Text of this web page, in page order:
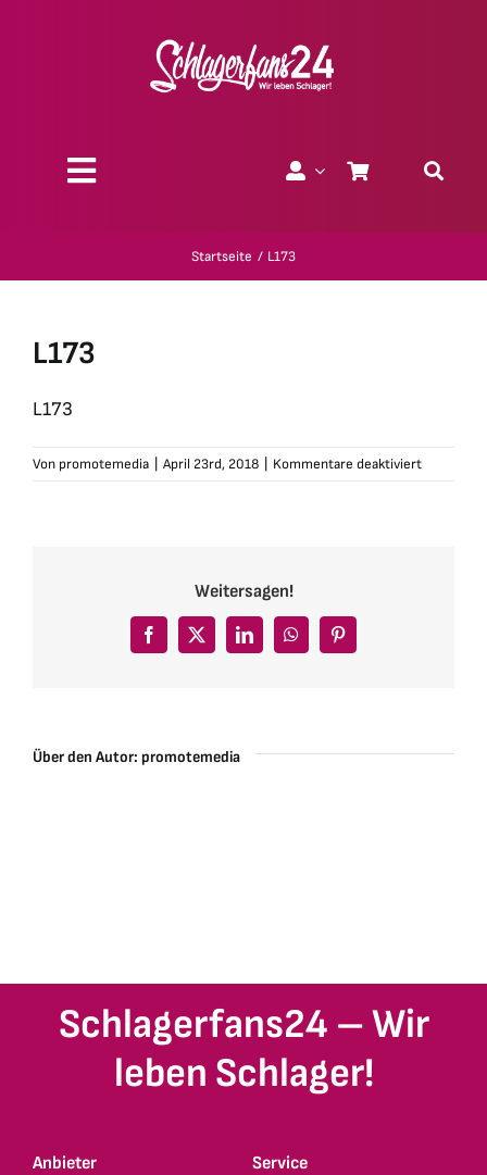
Toggle
Startseite L173
L173
L173
Von promotemedia April 23rd, 2018 Kommentare deaktiviertfür
Weitersagen!
Facebook
X LinkedInWhatsAppPinterest
Über den Autor: promotemedia
Schlagerfans24 – Wir
leben Schlager!
Anbieter Service